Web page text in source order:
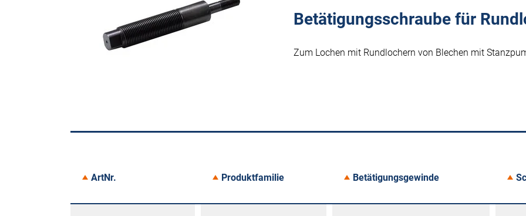
Betätigungsschraube für
Zum Lochen mit Rundlochern von Blechen mit
ArtNr. Produktfamilie Betätigungsgewinde